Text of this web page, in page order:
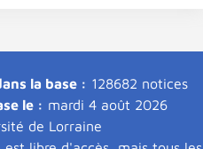
la base : 128682 notices
le : mardi 4 août 2026
de Lorraine